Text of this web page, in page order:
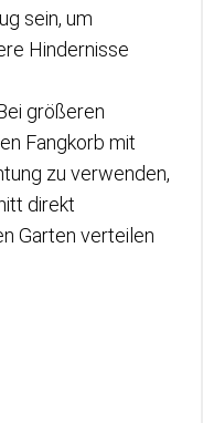
sein, um
Hindernisse
größeren
Fangkorb mit
zu verwenden,
direkt
Garten verteilen